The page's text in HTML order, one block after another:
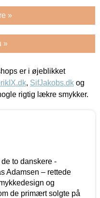
»
»
er i øjeblikket
, SifJakobs.dk og
rigtig lækre smykker.
to danskere -
Adamsen – rettede
og
de primært solgte på